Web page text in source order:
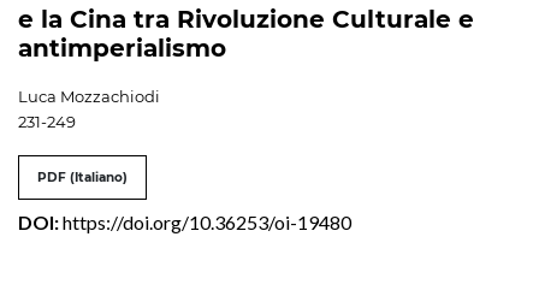
e la Cina tra Rivoluzione Culturale e
antimperialismo
Luca Mozzachiodi
231-249
PDF (Italiano)
DOI:https://doi.org/10.36253/oi-19480